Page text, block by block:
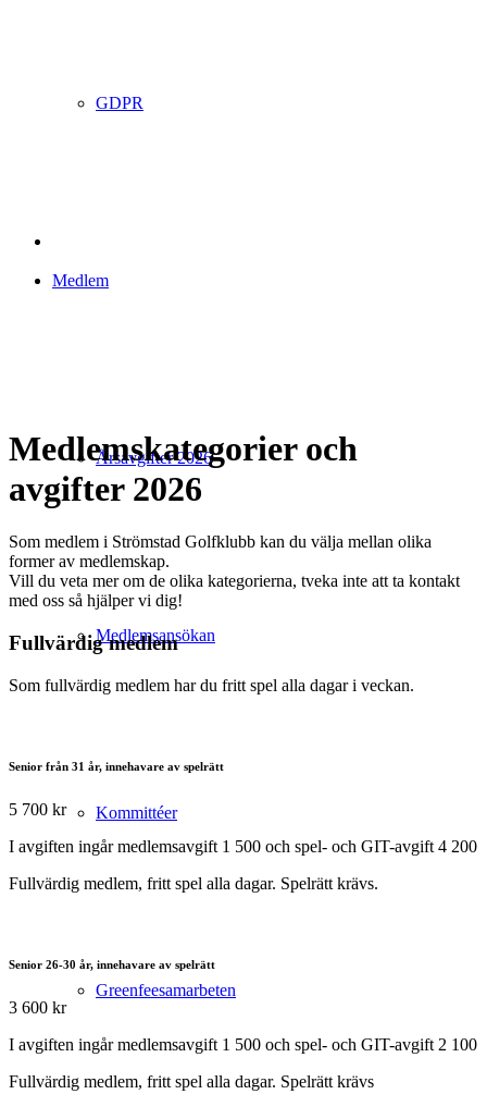
GDPR
Medlem
Årsavgifter 2026
Medlemsansökan
Kommittéer
Greenfeesamarbeten
Medlemskategorier och
avgifter 2026
Som medlem i Strömstad Golfklubb kan du välja mellan olika
former av medlemskap.
Vill du veta mer om de olika kategorierna, tveka inte att ta kontakt
med oss så hjälper vi dig!
Fullvärdig medlem
Som fullvärdig medlem har du fritt spel alla dagar i veckan.
Senior från 31 år, innehavare av spelrätt
5 700 kr
I avgiften ingår medlemsavgift 1 500 och spel- och GIT-avgift 4 200
Fullvärdig medlem, fritt spel alla dagar. Spelrätt krävs.
Senior 26-30 år, innehavare av spelrätt
3 600 kr
I avgiften ingår medlemsavgift 1 500 och spel- och GIT-avgift 2 100
Fullvärdig medlem, fritt spel alla dagar. Spelrätt krävs